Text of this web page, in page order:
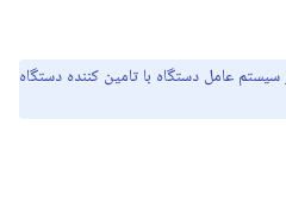
عامل دستگاه با تامین کننده دستگاه